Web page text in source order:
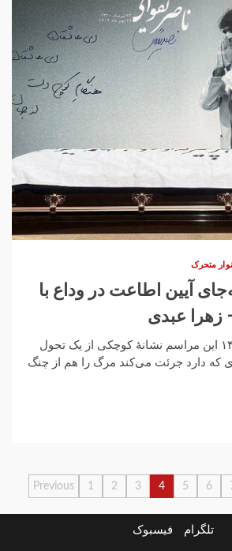
نوار متحرک
آیین اطاعت در وداع با
زهرا عبدی
پنجشنبه ۲۴ مهر ۱۴۰۴ این مراسم نشانهٔ کوچکی از یک تحول
که دارد جرئت می‌کند مرگ را هم از چنگ
Previous 1 2 3 4 5 6
تلگرام فیسبوک